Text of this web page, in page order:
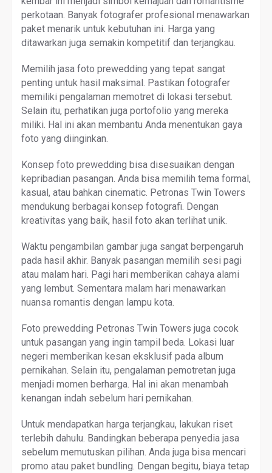
perkotaan. Banyak fotografer profesional menawarkan
paket menarik untuk kebutuhan ini. Harga yang
ditawarkan juga semakin kompetitif dan terjangkau.
Memilih jasa foto prewedding yang tepat sangat
penting untuk hasil maksimal. Pastikan fotografer
memiliki pengalaman memotret di lokasi tersebut.
Selain itu, perhatikan juga portofolio yang mereka
miliki. Hal ini akan membantu Anda menentukan gaya
foto yang diinginkan.
Konsep foto prewedding bisa disesuaikan dengan
kepribadian pasangan. Anda bisa memilih tema formal,
kasual, atau bahkan cinematic. Petronas Twin Towers
mendukung berbagai konsep fotografi. Dengan
kreativitas yang baik, hasil foto akan terlihat unik.
Waktu pengambilan gambar juga sangat berpengaruh
pada hasil akhir. Banyak pasangan memilih sesi pagi
atau malam hari. Pagi hari memberikan cahaya alami
yang lembut. Sementara malam hari menawarkan
nuansa romantis dengan lampu kota.
Foto prewedding Petronas Twin Towers juga cocok
untuk pasangan yang ingin tampil beda. Lokasi luar
negeri memberikan kesan eksklusif pada album
pernikahan. Selain itu, pengalaman pemotretan juga
menjadi momen berharga. Hal ini akan menambah
kenangan indah sebelum hari pernikahan.
Untuk mendapatkan harga terjangkau, lakukan riset
terlebih dahulu. Bandingkan beberapa penyedia jasa
sebelum memutuskan pilihan. Anda juga bisa mencari
promo atau paket bundling. Dengan begitu, biaya tetap